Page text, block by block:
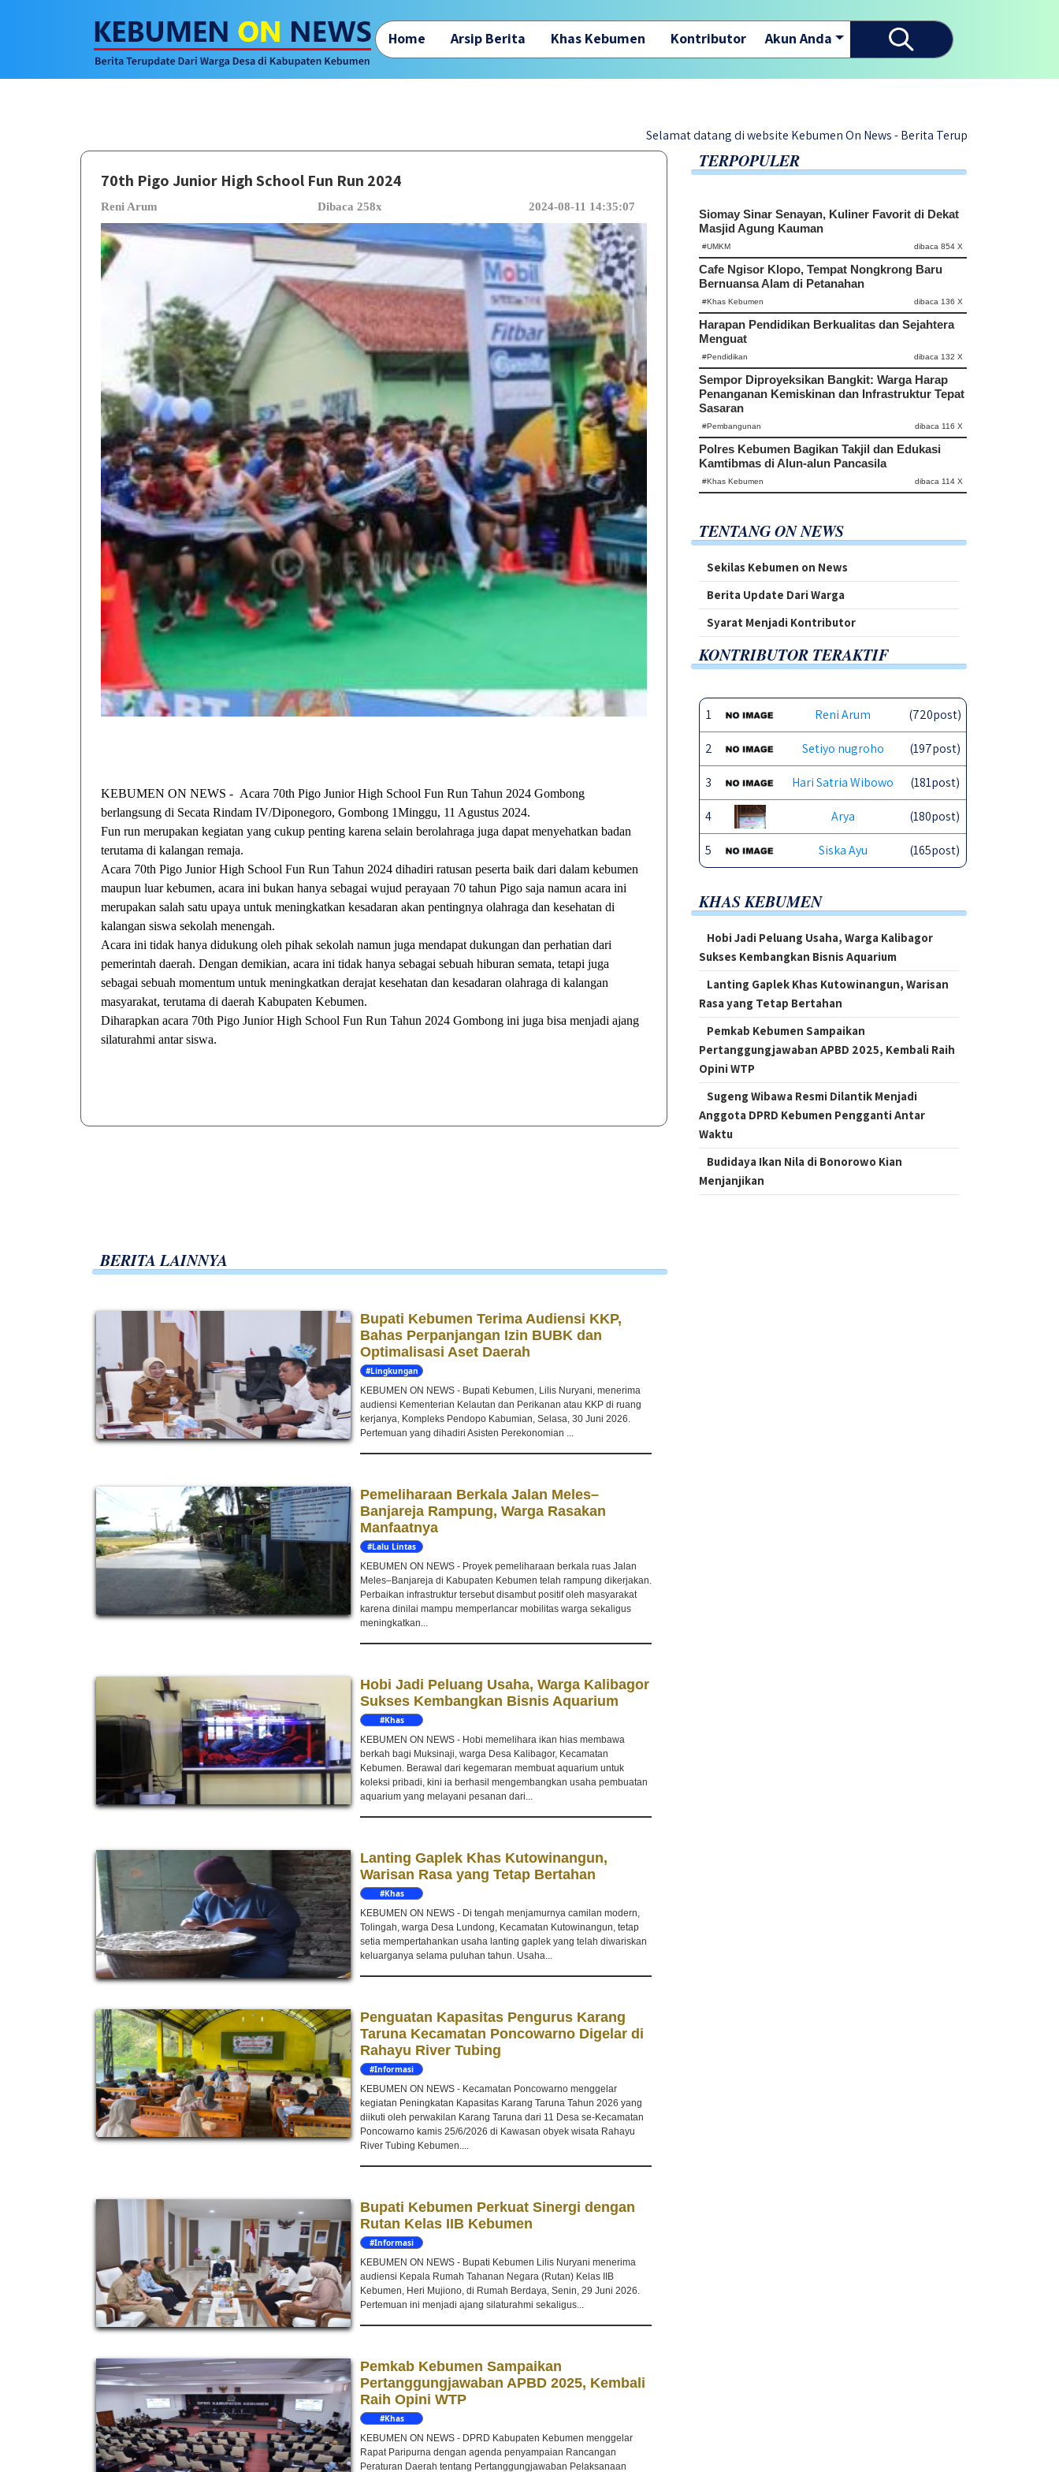
Home Arsip Berita Khas Kebumen Kontributor Akun Anda
Selamat datang di website Kebumen On News - Berita Terupdate Dari Warga Desa di
70th Pigo Junior High School Fun Run 2024
Reni Arum Dibaca 258x 2024-08-11 14:35:07
KEBUMEN ON NEWS - Acara 70th Pigo Junior High School Fun Run Tahun 2024 Gombong
berlangsung di Secata Rindam IV/Diponegoro, Gombong 1Minggu, 11 Agustus 2024.
Fun run merupakan kegiatan yang cukup penting karena selain berolahraga juga dapat menyehatkan badan
terutama di kalangan remaja.
Acara 70th Pigo Junior High School Fun Run Tahun 2024 dihadiri ratusan peserta baik dari dalam kebumen
maupun luar kebumen, acara ini bukan hanya sebagai wujud perayaan 70 tahun Pigo saja namun acara ini
merupakan salah satu upaya untuk meningkatkan kesadaran akan pentingnya olahraga dan kesehatan di
kalangan siswa sekolah menengah.
Acara ini tidak hanya didukung oleh pihak sekolah namun juga mendapat dukungan dan perhatian dari
pemerintah daerah. Dengan demikian, acara ini tidak hanya sebagai sebuah hiburan semata, tetapi juga
sebagai sebuah momentum untuk meningkatkan derajat kesehatan dan kesadaran olahraga di kalangan
masyarakat, terutama di daerah Kabupaten Kebumen.
Diharapkan acara 70th Pigo Junior High School Fun Run Tahun 2024 Gombong ini juga bisa menjadi ajang
silaturahmi antar siswa.
TERPOPULER
Siomay Sinar Senayan, Kuliner Favorit di Dekat
Masjid Agung Kauman
#UMKM dibaca 854 X
Cafe Ngisor Klopo, Tempat Nongkrong Baru
Bernuansa Alam di Petanahan
#Khas Kebumen dibaca 136 X
Harapan Pendidikan Berkualitas dan Sejahtera
Menguat
#Pendidikan dibaca 132 X
Sempor Diproyeksikan Bangkit: Warga Harap
Penanganan Kemiskinan dan Infrastruktur Tepat
Sasaran
#Pembangunan dibaca 116 X
Polres Kebumen Bagikan Takjil dan Edukasi
Kamtibmas di Alun-alun Pancasila
#Khas Kebumen dibaca 114 X
TENTANG ON NEWS
Sekilas Kebumen on News
Berita Update Dari Warga
Syarat Menjadi Kontributor
KONTRIBUTOR TERAKTIF
1 Reni Arum (720post)
2 Setiyo nugroho (197post)
3 Hari Satria Wibowo (181post)
4 Arya (180post)
5 Siska Ayu (165post)
KHAS KEBUMEN
Hobi Jadi Peluang Usaha, Warga Kalibagor
Sukses Kembangkan Bisnis Aquarium
Lanting Gaplek Khas Kutowinangun, Warisan
Rasa yang Tetap Bertahan
Pemkab Kebumen Sampaikan
Pertanggungjawaban APBD 2025, Kembali Raih
Opini WTP
Sugeng Wibawa Resmi Dilantik Menjadi
Anggota DPRD Kebumen Pengganti Antar
Waktu
Budidaya Ikan Nila di Bonorowo Kian
Menjanjikan
BERITA LAINNYA
Bupati Kebumen Terima Audiensi KKP,
Bahas Perpanjangan Izin BUBK dan
Optimalisasi Aset Daerah
#Lingkungan
KEBUMEN ON NEWS - Bupati Kebumen, Lilis Nuryani, menerima
audiensi Kementerian Kelautan dan Perikanan atau KKP di ruang
kerjanya, Kompleks Pendopo Kabumian, Selasa, 30 Juni 2026.
Pertemuan yang dihadiri Asisten Perekonomian ...
Pemeliharaan Berkala Jalan Meles–
Banjareja Rampung, Warga Rasakan
Manfaatnya
#Lalu Lintas
KEBUMEN ON NEWS - Proyek pemeliharaan berkala ruas Jalan
Meles–Banjareja di Kabupaten Kebumen telah rampung dikerjakan.
Perbaikan infrastruktur tersebut disambut positif oleh masyarakat
karena dinilai mampu memperlancar mobilitas warga sekaligus
meningkatkan...
Hobi Jadi Peluang Usaha, Warga Kalibagor
Sukses Kembangkan Bisnis Aquarium
#Khas
KEBUMEN ON NEWS - Hobi memelihara ikan hias membawa
berkah bagi Muksinaji, warga Desa Kalibagor, Kecamatan
Kebumen. Berawal dari kegemaran membuat aquarium untuk
koleksi pribadi, kini ia berhasil mengembangkan usaha pembuatan
aquarium yang melayani pesanan dari...
Lanting Gaplek Khas Kutowinangun,
Warisan Rasa yang Tetap Bertahan
#Khas
KEBUMEN ON NEWS - Di tengah menjamurnya camilan modern,
Tolingah, warga Desa Lundong, Kecamatan Kutowinangun, tetap
setia mempertahankan usaha lanting gaplek yang telah diwariskan
keluarganya selama puluhan tahun. Usaha...
Penguatan Kapasitas Pengurus Karang
Taruna Kecamatan Poncowarno Digelar di
Rahayu River Tubing
#Informasi
KEBUMEN ON NEWS - Kecamatan Poncowarno menggelar
kegiatan Peningkatan Kapasitas Karang Taruna Tahun 2026 yang
diikuti oleh perwakilan Karang Taruna dari 11 Desa se-Kecamatan
Poncowarno kamis 25/6/2026 di Kawasan obyek wisata Rahayu
River Tubing Kebumen....
Bupati Kebumen Perkuat Sinergi dengan
Rutan Kelas IIB Kebumen
#Informasi
KEBUMEN ON NEWS - Bupati Kebumen Lilis Nuryani menerima
audiensi Kepala Rumah Tahanan Negara (Rutan) Kelas IIB
Kebumen, Heri Mujiono, di Rumah Berdaya, Senin, 29 Juni 2026.
Pertemuan ini menjadi ajang silaturahmi sekaligus...
Pemkab Kebumen Sampaikan
Pertanggungjawaban APBD 2025, Kembali
Raih Opini WTP
#Khas
KEBUMEN ON NEWS - DPRD Kabupaten Kebumen menggelar
Rapat Paripurna dengan agenda penyampaian Rancangan
Peraturan Daerah tentang Pertanggungjawaban Pelaksanaan